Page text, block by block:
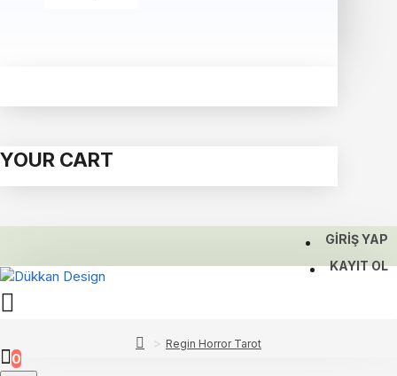
YOUR CART
GIRIŞ YAP
KAYIT OL
0
Regin Horror Tarot